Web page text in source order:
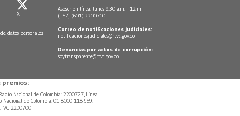
X
datos personales
Asesor en línea: lunes 9:30 a.m. - 12 m
(+57) (601) 2200700
Correo de notificaciones judiciales:
notificacionesjudiciales@rtvc.gov.co
Denuncias por actos de corrupción:
soytransparente@rtvc.gov.co
premios:
Nacional de Colombia: 2200727, Línea
Nacional de Colombia: 01 8000 118 959.
2200700